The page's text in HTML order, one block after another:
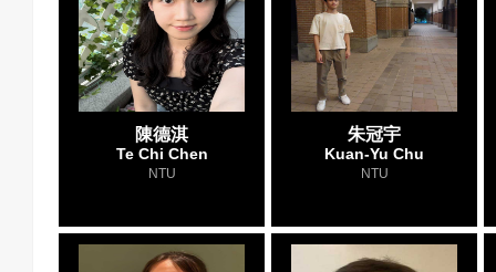
陳德淇
Te Chi Chen
NTU
朱冠宇
Kuan-Yu Chu
NTU